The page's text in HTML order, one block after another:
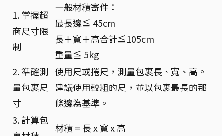
1. 掌握超
商尺寸限
制
一般材積寄件：
最長邊≦ 45cm
長＋寬＋高合計≦105cm
重量≦ 5kg
2. 準確測
量包裹尺
寸
使用尺或捲尺，測量包裹長、寬、高。
建議使用較粗的尺，並以包裹最長的那
條邊為基準。
3. 計算包
材積 = 長 x 寬 x 高